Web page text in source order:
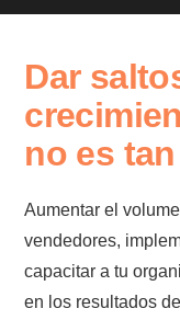
Dar
no es
Aumentar el
vendedores,
capacitar a tu
en los resultados